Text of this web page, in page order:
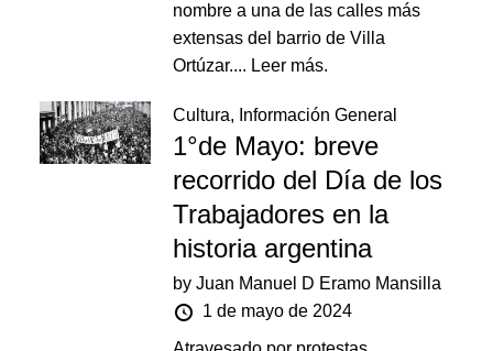
nombre a una de las calles más
extensas del barrio de Villa
Ortúzar.... Leer más.
Cultura, Información General
1°de Mayo: breve
recorrido del Día de los
Trabajadores en la
historia argentina
byJuan Manuel D Eramo Mansilla
1 de mayo de 2024